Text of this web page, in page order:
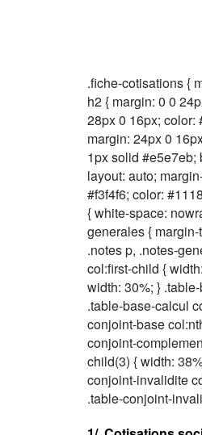
.fiche-cotisations {
h2 { margin: 0 0
28px 0 16px; color:
margin: 24px 0
1px solid #e5e7eb;
layout: auto;
#f3f4f6; color:
{ white-space:
generales {
.notes p, .notes-
col:first-child {
width: 30%; }
.table-base-calcul
conjoint-base
conjoint-
child(3) { width:
conjoint-invalidite
.table-conjoint-